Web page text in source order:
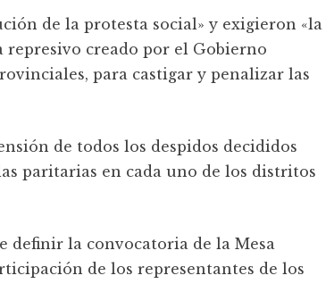
de la protesta social» y exigieron «la
creado por el Gobierno
para castigar y penalizar las
de todos los despidos decididos
paritarias en cada uno de los distritos
definir la convocatoria de la Mesa
de los representantes de los